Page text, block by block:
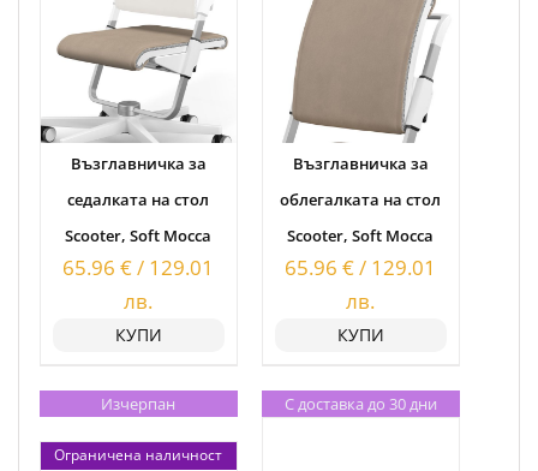
Възглавничка за
седалката на стол
Scooter, Soft Mocca
65.96€/ 129.01
лв.
КУПИ
Възглавничка за
облегалката на стол
Scooter, Soft Mocca
65.96€/ 129.01
лв.
КУПИ
Изчерпан
Ограничена наличност
С доставка до 30 дни